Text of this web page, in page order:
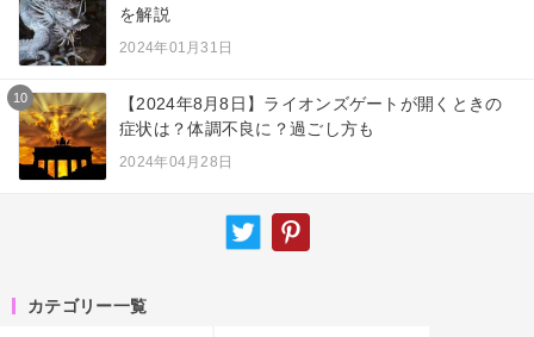
を解説
2024年01月31日
10
【2024年8月8日】ライオンズゲートが開くときの
症状は？体調不良に？過ごし方も
2024年04月28日
カテゴリー一覧